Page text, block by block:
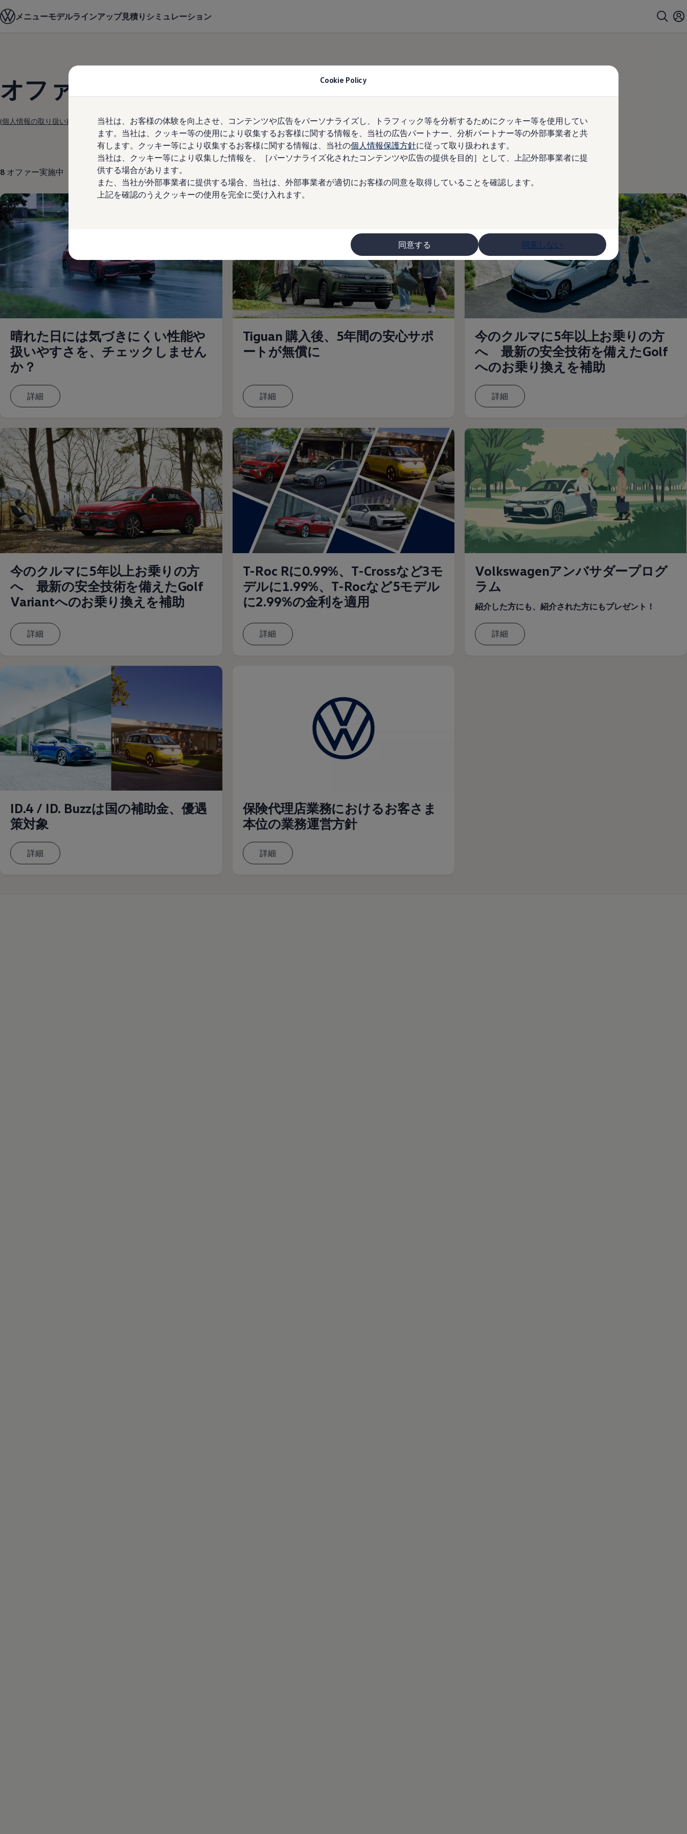
Cookie Policy
当社は、お客様の体験を向上させ、コンテンツや広告をパーソナライズし、トラフィック等を分析するためにクッキー等を使用してい
ます。当社は、クッキー等の使用により収集するお客様に関する情報を、当社の広告パートナー、分析パートナー等の外部事業者と共
有します。クッキー等により収集するお客様に関する情報は、当社の個人情報保護方針に従って取り扱われます。
当社は、クッキー等により収集した情報を、［パーソナライズ化されたコンテンツや広告の提供を目的］として、上記外部事業者に提
供する場合があります。
また、当社が外部事業者に提供する場合、当社は、外部事業者が適切にお客様の同意を取得していることを確認します。
上記を確認のうえクッキーの使用を完全に受け入れます。
同意する 同意しない
メニューモデルラインアップ見積りシミュレーション
モデル＆見積りシミュレーション
デジタルカタログ
Golf GTI
Golf R
Passat
T-Roc
T-Roc R
フォルクスワーゲンマガジン
キャンペーン/イベント
ライフスタイル
レビュー動画
ブランドストーリー
購入検討中の方へ
オファー(購入サポート・金利情報)
オファー
金利情報
Golf お乗り換えを10万円補助
Tiguan 購入後、5年間の安心サポートが無償に
Golf Variant お乗り換えを10万円補助
Volkswagenアンバサダープログラム
ファイナンシャルサービス
ファイナンシャルサービス
Volkswagen Card
お支払いシミュレーション
モデル別月々のお支払い例
補助金・エコカー優遇制度
Golf Variant
Passat
ID. Buzz
アフターサービス
サービスと純正部品
フォルクスワーゲン純正部品のメリット
点検と車検
修理と点検
エンジンオイルおよびフルード類
ホイールとタイヤ
路上故障に関するサポート
フォルクスワーゲンサービス
アクセサリー
Lifestyle & goods
Car Navigation System
Drive Recorder
お客様情報
リサイクルへの取組み
警告灯とインジケーターランプ
特定整備情報
ユーザーガイド
ロイヤリティプログラム
延長保証ウォルフィサポート
カスタマーセンター
タイヤパンク補償
“Certified Pre-Owned”の品質とは
延長保証サービスガイド
9つの約束
スマート買取
キャンペーン/ファイナンスプログラム
フォルクスワーゲンについて
企業情報
会社概要
倫理・リスク管理・コンプライアンス
プレスリリース
オファー
(個人情報の取り扱い)
8 オファー実施中
晴れた日には気づきにくい性能や
扱いやすさを、チェックしません
か？
詳細
Tiguan 購入後、5年間の安心サポ
ートが無償に
詳細
今のクルマに5年以上お乗りの方
へ 最新の安全技術を備えたGolf
へのお乗り換えを補助
詳細
今のクルマに5年以上お乗りの方
へ 最新の安全技術を備えたGolf
Variantへのお乗り換えを補助
詳細
T-Roc Rに0.99%、T-Crossなど3モ
デルに1.99%、T-Rocなど5モデル
に2.99%の金利を適用
詳細
Volkswagenアンバサダープログ
ラム
紹介した方にも、紹介された方にもプレゼント！
詳細
ID.4 / ID. Buzzは国の補助金、優遇
策対象
詳細
保険代理店業務におけるお客さま
本位の業務運営方針
詳細